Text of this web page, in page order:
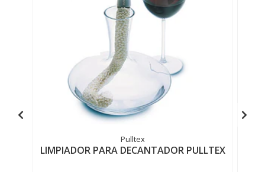
Pulltex
LIMPIADOR PARA DECANTADOR PULLTEX